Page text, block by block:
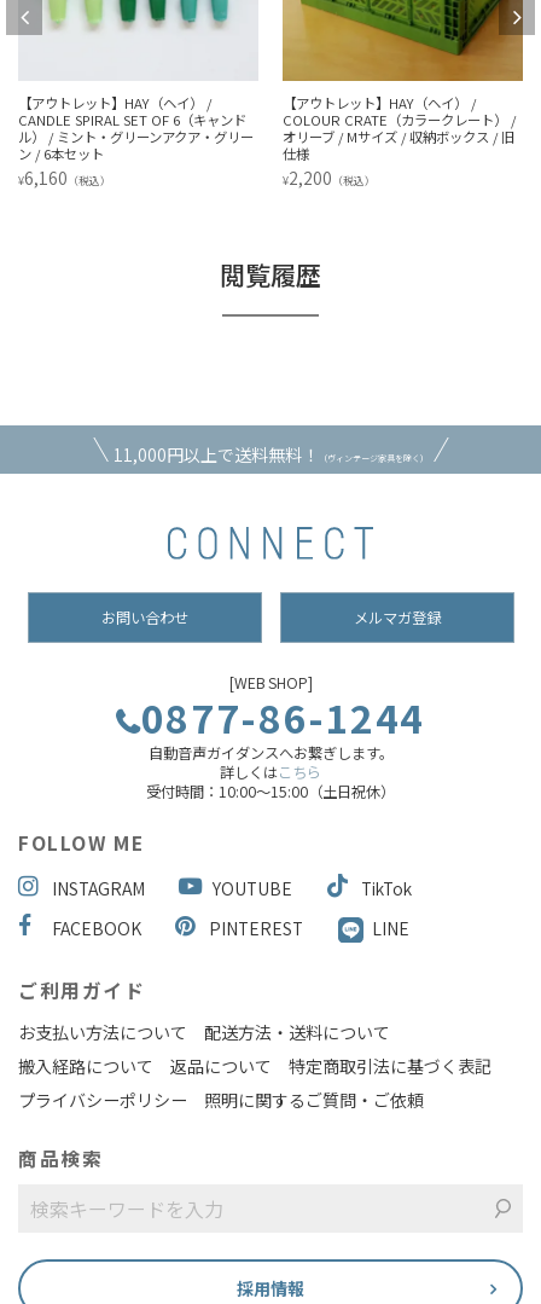
【アウトレット】HAY（ヘイ） /
CANDLE SPIRAL SET OF 6（キャンド
ル） / ミント・グリーンアクア・グリー
ン / 6本セット
¥6,160 （税込）
【アウトレット】HAY（ヘイ） /
COLOUR CRATE（カラークレート） /
オリーブ / Mサイズ / 収納ボックス / 旧
仕様
¥2,200 （税込）
閲覧履歴
11,000円以上で送料無料！ （ヴィンテージ家具を除く）
お問い合わせ メルマガ登録
[WEB SHOP]
0877-86-1244
自動音声ガイダンスへお繋ぎします。
詳しくはこちら
受付時間：10:00～15:00（土日祝休）
FOLLOW ME
INSTAGRAM YOUTUBE
TikTok
FACEBOOK
PINTEREST LINE
ご利用ガイド
お支払い方法について
配送方法・送料について
搬入経路について
返品について
特定商取引法に基づく表記
プライバシーポリシー
照明に関するご質問・ご依頼
商品検索
採用情報